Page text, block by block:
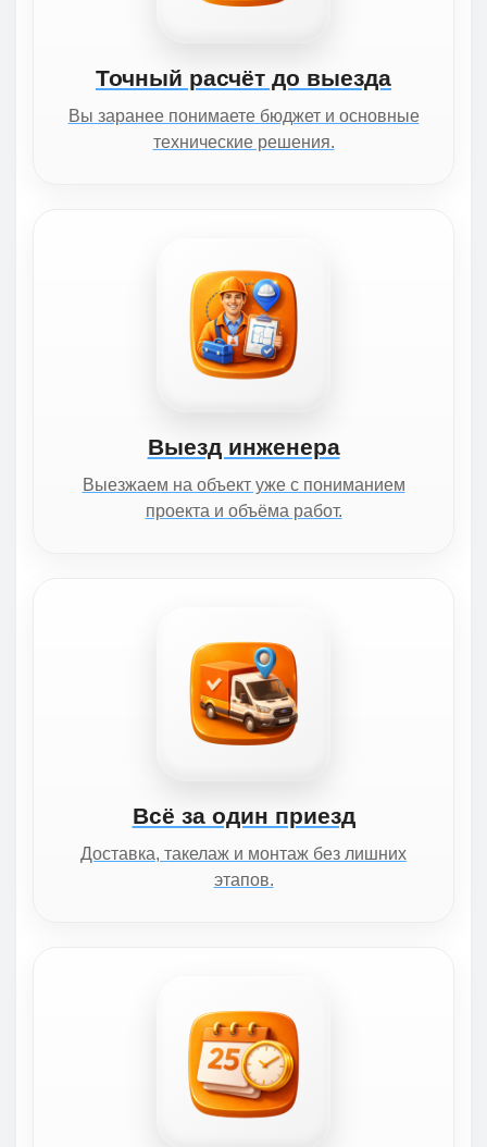
Точный расчёт до выезда
Вы заранее понимаете бюджет и основные
технические решения.
Выезд инженера
Выезжаем на объект уже с пониманием
проекта и объёма работ.
Всё за один приезд
Доставка, такелаж и монтаж без лишних
этапов.